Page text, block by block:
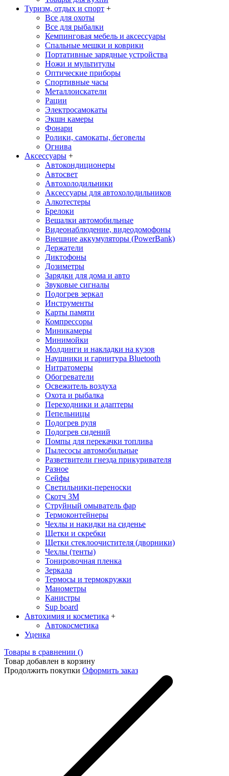
Туризм, отдых и спорт +
Все для охоты
Все для рыбалки
Кемпинговая мебель и аксессуары
Спальные мешки и коврики
Портативные зарядные устройства
Ножи и мультитулы
Оптические приборы
Спортивные часы
Металлоискатели
Рации
Электросамокаты
Экшн камеры
Фонари
Ролики, самокаты, беговелы
Огнива
Аксессуары +
Автокондиционеры
Aвтосвет
Автохолодильники
Аксессуары для автохолодильников
Алкотестеры
Брелоки
Вешалки автомобильные
Видеонаблюдение, видеодомофоны
Внешние аккумуляторы (PowerBank)
Держатели
Диктофоны
Дозиметры
Зарядки для дома и авто
Звуковые сигналы
Подогрев зеркал
Инструменты
Карты памяти
Компрессоры
Миникамеры
Минимойки
Молдинги и накладки на кузов
Наушники и гарнитура Bluetooth
Нитратомеры
Обогреватели
Освежитель воздуха
Охота и рыбалка
Переходники и адаптеры
Пепельницы
Подогрев руля
Подогрев сидений
Помпы для перекачки топлива
Пылесосы автомобильные
Разветвители гнезда прикуривателя
Разное
Сейфы
Светильники-переноски
Скотч 3М
Струйный омыватель фар
Термоконтейнеры
Чехлы и накидки на сиденье
Щетки и скребки
Щетки стеклоочистителя (дворники)
Чехлы (тенты)
Тонировочная пленка
Зеркалa
Термосы и термокружки
Манометры
Канистры
Sup board
Автохимия и косметика +
Автокосметика
Уценка
Товары в сравнении ()
Товар добавлен в корзину
Продолжить покупки Оформить заказ